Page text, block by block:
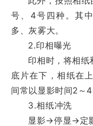
号、4号四种。其
多、灰雾大。
2.印相曝光
印相时，将相纸
底片在下，相纸在
间常以显影时间2～
3.相纸冲洗
显影→停显→定